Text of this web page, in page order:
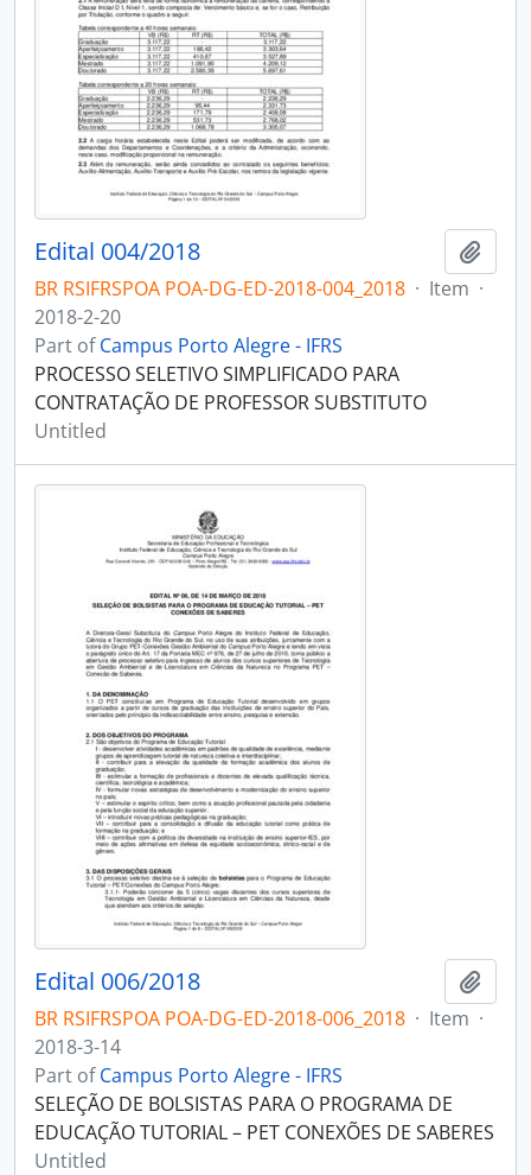
Edital 004/2018
BR RSIFRSPOA POA-DG-ED-2018-004_2018 · Item ·
2018-2-20
Part ofCampus Porto Alegre - IFRS
PROCESSO SELETIVO SIMPLIFICADO PARA
CONTRATAÇÃO DE PROFESSOR SUBSTITUTO
Untitled
Edital 006/2018
BR RSIFRSPOA POA-DG-ED-2018-006_2018 · Item ·
2018-3-14
Part ofCampus Porto Alegre - IFRS
SELEÇÃO DE BOLSISTAS PARA O PROGRAMA DE
EDUCAÇÃO TUTORIAL – PET CONEXÕES DE SABERES
Untitled